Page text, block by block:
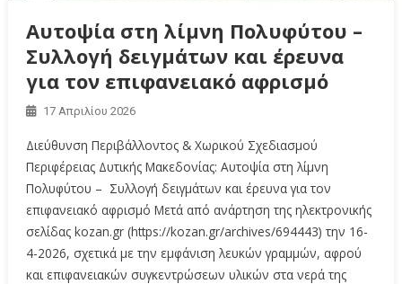
Αυτοψία στη λίμνη Πολυφύτου –
Συλλογή δειγμάτων και έρευνα
για τον επιφανειακό αφρισμό
17 Απριλίου 2026
Διεύθυνση Περιβάλλοντος & Χωρικού Σχεδιασμού
Περιφέρειας Δυτικής Μακεδονίας: Αυτοψία στη λίμνη
Πολυφύτου – Συλλογή δειγμάτων και έρευνα για τον
επιφανειακό αφρισμό Μετά από ανάρτηση της ηλεκτρονικής
σελίδας kozan.gr (https://kozan.gr/archives/694443) την 16-
4-2026, σχετικά με την εμφάνιση λευκών γραμμών, αφρού
και επιφανειακών συγκεντρώσεων υλικών στα νερά της